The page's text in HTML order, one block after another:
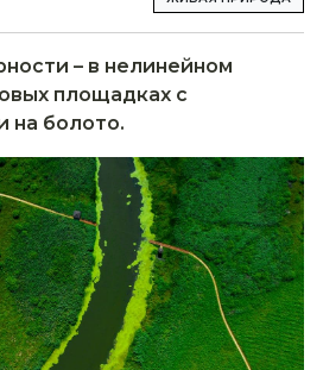
– в нелинейном
площадках с
на болото.